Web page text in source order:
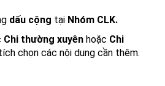
dấu cộng tại Nhóm CLK.
Chi thường xuyên hoặc Chi
chọn các nội dung cần thêm.